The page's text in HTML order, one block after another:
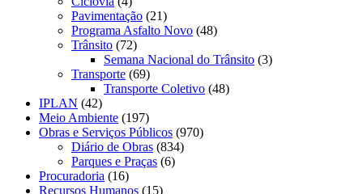
Pavimentação (21)
Programa Asfalto Novo (48)
Trânsito (72)
Semana Nacional do Trânsito (3)
Transporte (69)
Transporte Coletivo (48)
IPLAN (42)
Meio Ambiente (197)
Obras e Serviços Públicos (970)
Diário de Obras (834)
Parques e Praças (6)
Procuradoria (16)
Recursos Humanos (15)